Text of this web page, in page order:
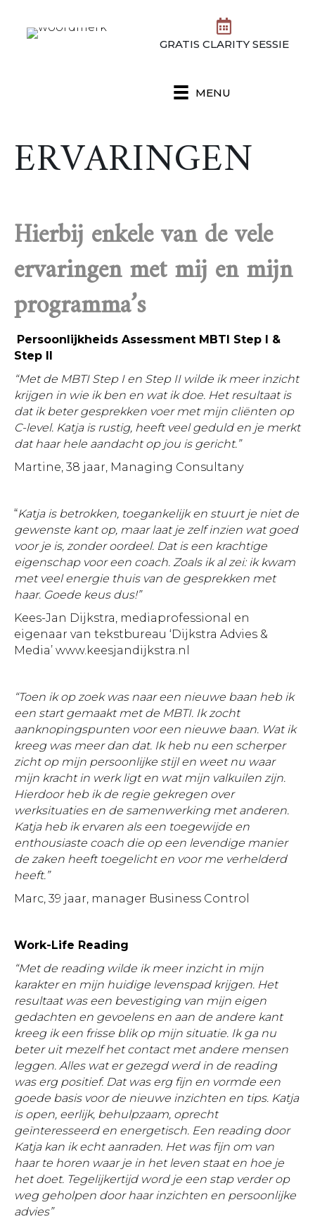
GRATIS CLARITY SESSIE
MENU
ERVARINGEN
Hierbij enkele van de vele
ervaringen met mij en mijn
programma’s
Persoonlijkheids Assessment MBTI Step I &
Step II
“Met de MBTI Step I en Step II wilde ik meer inzicht
krijgen in wie ik ben en wat ik doe. Het resultaat is
dat ik beter gesprekken voer met mijn cliënten op
C-level. Katja is rustig, heeft veel geduld en je merkt
dat haar hele aandacht op jou is gericht.”
Martine, 38 jaar, Managing Consultany
“Katja is betrokken, toegankelijk en stuurt je niet de
gewenste kant op, maar laat je zelf inzien wat goed
voor je is, zonder oordeel. Dat is een krachtige
eigenschap voor een coach. Zoals ik al zei: ik kwam
met veel energie thuis van de gesprekken met
haar. Goede keus dus!”
Kees-Jan Dijkstra, mediaprofessional en
eigenaar van tekstbureau ‘Dijkstra Advies &
Media’ www.keesjandijkstra.nl
“Toen ik op zoek was naar een nieuwe baan heb ik
een start gemaakt met de MBTI. Ik zocht
aanknopingspunten voor een nieuwe baan. Wat ik
kreeg was meer dan dat. Ik heb nu een scherper
zicht op mijn persoonlijke stijl en weet nu waar
mijn kracht in werk ligt en wat mijn valkuilen zijn.
Hierdoor heb ik de regie gekregen over
werksituaties en de samenwerking met anderen.
Katja heb ik ervaren als een toegewijde en
enthousiaste coach die op een levendige manier
de zaken heeft toegelicht en voor me verhelderd
heeft.”
Marc, 39 jaar, manager Business Control
Work-Life Reading
“Met de reading wilde ik meer inzicht in mijn
karakter en mijn huidige levenspad krijgen. Het
resultaat was een bevestiging van mijn eigen
gedachten en gevoelens en aan de andere kant
kreeg ik een frisse blik op mijn situatie. Ik ga nu
beter uit mezelf het contact met andere mensen
leggen. Alles wat er gezegd werd in de reading
was erg positief. Dat was erg fijn en vormde een
goede basis voor de nieuwe inzichten en tips. Katja
is open, eerlijk, behulpzaam, oprecht
geïnteresseerd en energetisch. Een reading door
Katja kan ik echt aanraden. Het was fijn om van
haar te horen waar je in het leven staat en hoe je
het doet. Tegelijkertijd word je een stap verder op
weg geholpen door haar inzichten en persoonlijke
advies”